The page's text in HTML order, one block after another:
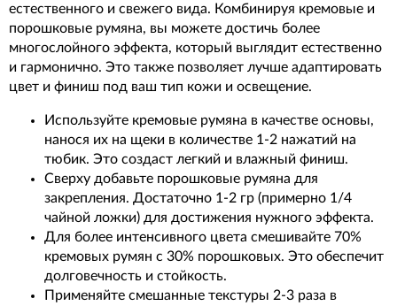
естественного и свежего вида. Комбинируя кремовые и
порошковые румяна, вы можете достичь более
многослойного эффекта, который выглядит естественно
и гармонично. Это также позволяет лучше адаптировать
цвет и финиш под ваш тип кожи и освещение.
Используйте кремовые румяна в качестве основы,
нанося их на щеки в количестве 1-2 нажатий на
тюбик. Это создаст легкий и влажный финиш.
Сверху добавьте порошковые румяна для
закрепления. Достаточно 1-2 гр (примерно 1/4
чайной ложки) для достижения нужного эффекта.
Для более интенсивного цвета смешивайте 70%
кремовых румян с 30% порошковых. Это обеспечит
долговечность и стойкость.
Применяйте смешанные текстуры 2-3 раза в